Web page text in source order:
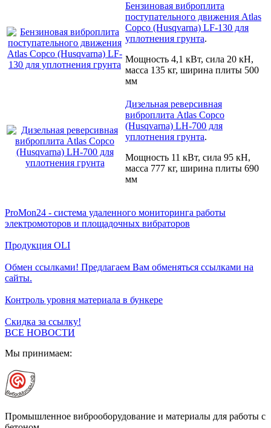
Бензиновая виброплита
поступательного движения Atlas
Copco (Husqvarna) LF-130 для
уплотнения грунта.
Мощность 4,1 кВт, сила 20 кН,
масса 135 кг, ширина плиты 500
мм
Дизельная реверсивная
виброплита Atlas Copco
(Husqvarna) LH-700 для
уплотнения грунта.
Мощность 11 кВт, сила 95 кН,
масса 777 кг, ширина плиты 690
мм
ProMon24 - система удаленного мониторинга работы
электромоторов и площадочных вибраторов
Продукция OLI
Обмен ссылками! Предлагаем Вам обменяться ссылками на
сайты.
Контроль уровня материала в бункере
Скидка за ссылку!
ВСЕ НОВОСТИ
Мы принимаем:
Промышленное виброоборудование и материалы для работы с